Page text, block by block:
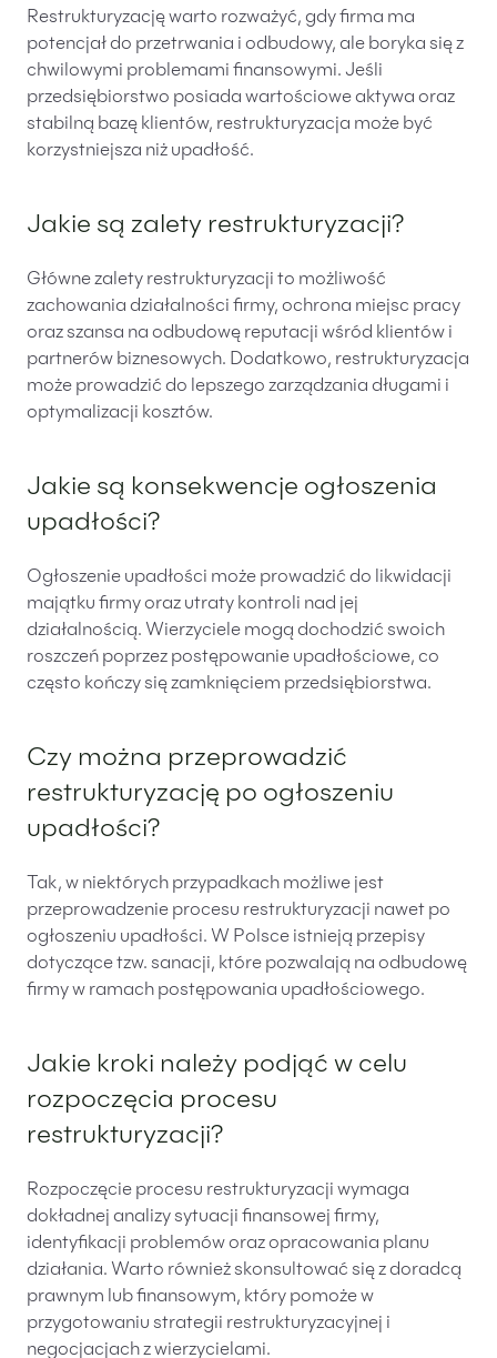
Restrukturyzację warto rozważyć, gdy firma ma
potencjał do przetrwania i odbudowy, ale boryka się z
chwilowymi problemami finansowymi. Jeśli
przedsiębiorstwo posiada wartościowe aktywa oraz
stabilną bazę klientów, restrukturyzacja może być
korzystniejsza niż upadłość.
Jakie są zalety restrukturyzacji?
Główne zalety restrukturyzacji to możliwość
zachowania działalności firmy, ochrona miejsc pracy
oraz szansa na odbudowę reputacji wśród klientów i
partnerów biznesowych. Dodatkowo, restrukturyzacja
może prowadzić do lepszego zarządzania długami i
optymalizacji kosztów.
Jakie są konsekwencje ogłoszenia
upadłości?
Ogłoszenie upadłości może prowadzić do likwidacji
majątku firmy oraz utraty kontroli nad jej
działalnością. Wierzyciele mogą dochodzić swoich
roszczeń poprzez postępowanie upadłościowe, co
często kończy się zamknięciem przedsiębiorstwa.
Czy można przeprowadzić
restrukturyzację po ogłoszeniu
upadłości?
Tak, w niektórych przypadkach możliwe jest
przeprowadzenie procesu restrukturyzacji nawet po
ogłoszeniu upadłości. W Polsce istnieją przepisy
dotyczące tzw. sanacji, które pozwalają na odbudowę
firmy w ramach postępowania upadłościowego.
Jakie kroki należy podjąć w celu
rozpoczęcia procesu
restrukturyzacji?
Rozpoczęcie procesu restrukturyzacji wymaga
dokładnej analizy sytuacji finansowej firmy,
identyfikacji problemów oraz opracowania planu
działania. Warto również skonsultować się z doradcą
prawnym lub finansowym, który pomoże w
przygotowaniu strategii restrukturyzacyjnej i
negocjacjach z wierzycielami.